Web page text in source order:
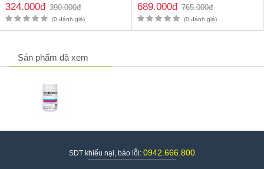
324.000đ 390.000đ
(0 đánh giá)
689.000đ 765.000đ
(0 đánh giá)
Sản phẩm đã xem
SDT khiếu nại, báo lỗi: 0942.666.800